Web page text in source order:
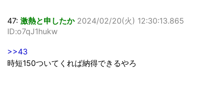
47: 激熱と申したか 2024/02/20(火) 12:30:13.865
ID:o7qJ1hukw
>>43
時短150ついてくれば納得できるやろ